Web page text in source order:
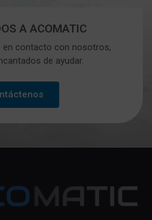
A ACOMATIC
en contacto con nosotros,
de ayudar.